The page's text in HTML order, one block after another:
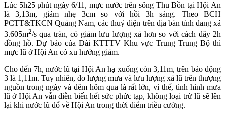
Lúc 5h25 phút ngày 6/11, mực nước trên sông Thu Bồn tại Hội An
là 3,13m, giảm nhẹ 3cm so với hồi 3h sáng. Theo BCH
PCTT&TKCN Quảng Nam, các thuỷ điện trên địa bàn tỉnh đang xả
3.605m2/s qua tràn, có giảm lưu lượng xả hơn so với cách đây 2h
đồng hồ. Dự báo của Đài KTTTV Khu vực Trung Trung Bộ thì
mực lũ ở Hội An có xu hướng giảm.
Cho đến 7h, nước lũ tại Hội An hạ xuống còn 3,11m, trên báo động
3 là 1,11m. Tuy nhiên, do lượng mưa và lưu lượng xả lũ trên thượng
nguồn trong ngày và đêm hôm qua là rất lớn, vì thế, tình hình mưa
lũ ở Hội An vẫn diễn biến hết sức phức tạp, không loại trừ lũ sẽ lên
lại khi nước lũ đổ về Hội An trong thời điểm triều cường.